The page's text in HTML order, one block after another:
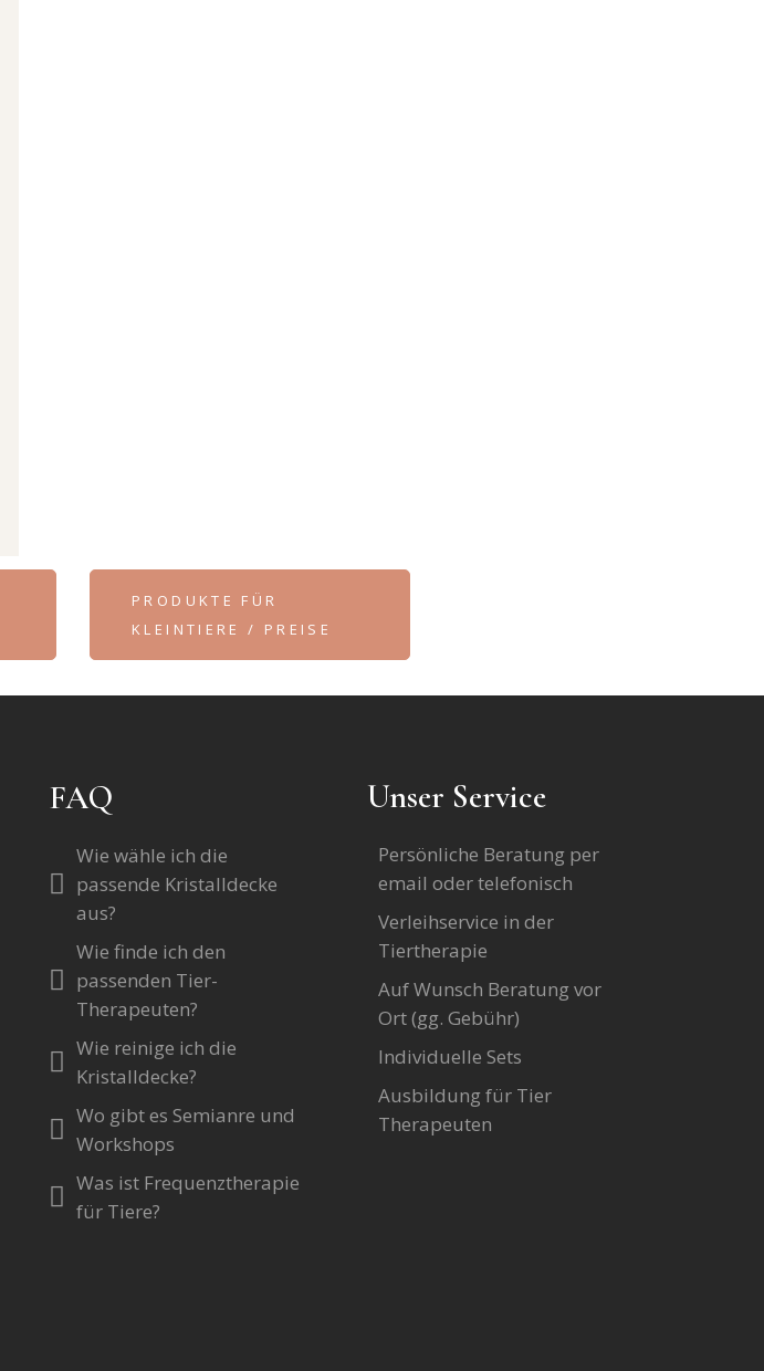
PRODUKTE FÜR
KLEINTIERE / PREISE
FAQ
Wie wähle ich die
passende Kristalldecke
aus?
Wie finde ich den
passenden Tier-
Therapeuten?
Wie reinige ich die
Kristalldecke?
Wo gibt es Semianre und
Workshops
Was ist Frequenztherapie
für Tiere?
Unser Service
Persönliche Beratung per
email oder telefonisch
Verleihservice in der
Tiertherapie
Auf Wunsch Beratung vor
Ort (gg. Gebühr)
Individuelle Sets
Ausbildung für Tier
Therapeuten